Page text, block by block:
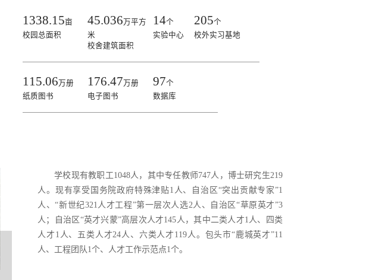
1338.15亩
校园总面积
45.036万平方
米
校舍建筑面积
14个
实验中心
205个
校外实习基地
115.06万册
纸质图书
176.47万册
电子图书
97个
数据库
学校现有教职工1048人，其中专任教师747人，博士研究生219
人。现有享受国务院政府特殊津贴1人、自治区“突出贡献专家”1
人、“新世纪321人才工程”第一层次人选2人、自治区“草原英才”3
人；自治区“英才兴蒙”高层次人才145人，其中二类人才1人、四类
人才1人、五类人才24人、六类人才119人。包头市“鹿城英才”11
人、工程团队1个、人才工作示范点1个。